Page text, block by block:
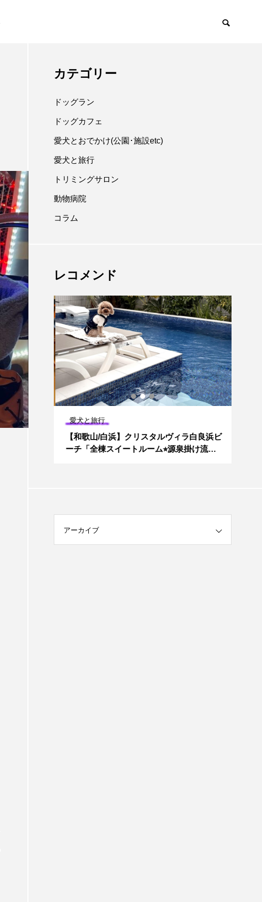
カテゴリー
ドッグラン
ドッグカフェ
愛犬とおでかけ(公園･施設etc)
愛犬と旅行
トリミングサロン
動物病院
コラム
レコメンド
愛犬と旅行
【和歌山/白浜】クリスタルヴィラ白良浜ビ
ーチ「全棟スイートルーム⭐︎源泉掛け流し
アーカイブ